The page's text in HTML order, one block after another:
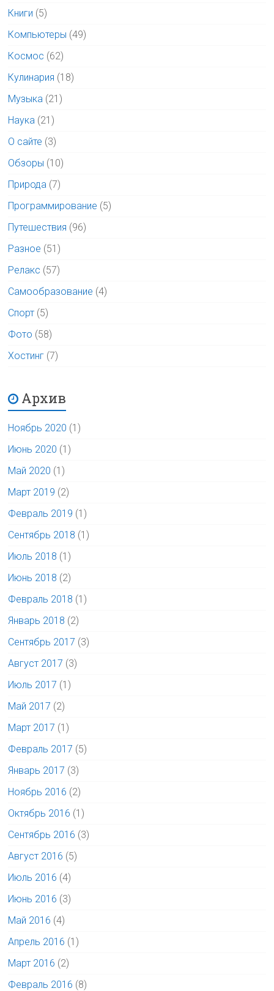
Книги (5)
Компьютеры (49)
Космос (62)
Кулинария (18)
Музыка (21)
Наука (21)
О сайте (3)
Обзоры (10)
Природа (7)
Программирование (5)
Путешествия (96)
Разное (51)
Релакс (57)
Самообразование (4)
Спорт (5)
Фото (58)
Хостинг (7)
Архив
Ноябрь 2020 (1)
Июнь 2020 (1)
Май 2020 (1)
Март 2019 (2)
Февраль 2019 (1)
Сентябрь 2018 (1)
Июль 2018 (1)
Июнь 2018 (2)
Февраль 2018 (1)
Январь 2018 (2)
Сентябрь 2017 (3)
Август 2017 (3)
Июль 2017 (1)
Май 2017 (2)
Март 2017 (1)
Февраль 2017 (5)
Январь 2017 (3)
Ноябрь 2016 (2)
Октябрь 2016 (1)
Сентябрь 2016 (3)
Август 2016 (5)
Июль 2016 (4)
Июнь 2016 (3)
Май 2016 (4)
Апрель 2016 (1)
Март 2016 (2)
Февраль 2016 (8)